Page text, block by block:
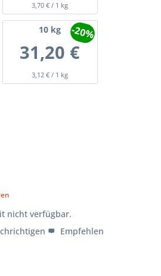
3,70 € / 1 kg
10 kg
31,20 €
3,12 € / 1 kg
-20%
nicht verfügbar.
Empfehlen